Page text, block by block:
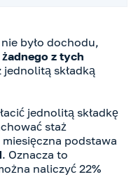
było dochodu,
żadnego z tych
jednolitą składką
jednolitą składkę
staż
podstawa
. Oznacza to
naliczyć 22%